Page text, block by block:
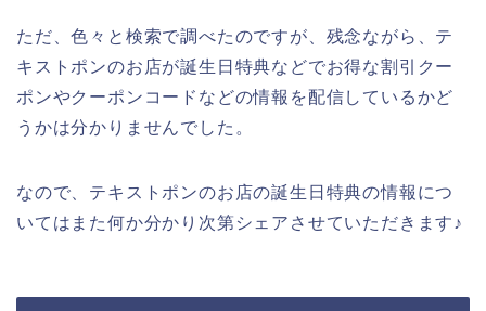
ただ、色々と検索で調べたのですが、残念ながら、テ
キストポンのお店が誕生日特典などでお得な割引クー
ポンやクーポンコードなどの情報を配信しているかど
うかは分かりませんでした。
なので、テキストポンのお店の誕生日特典の情報につ
いてはまた何か分かり次第シェアさせていただきます♪